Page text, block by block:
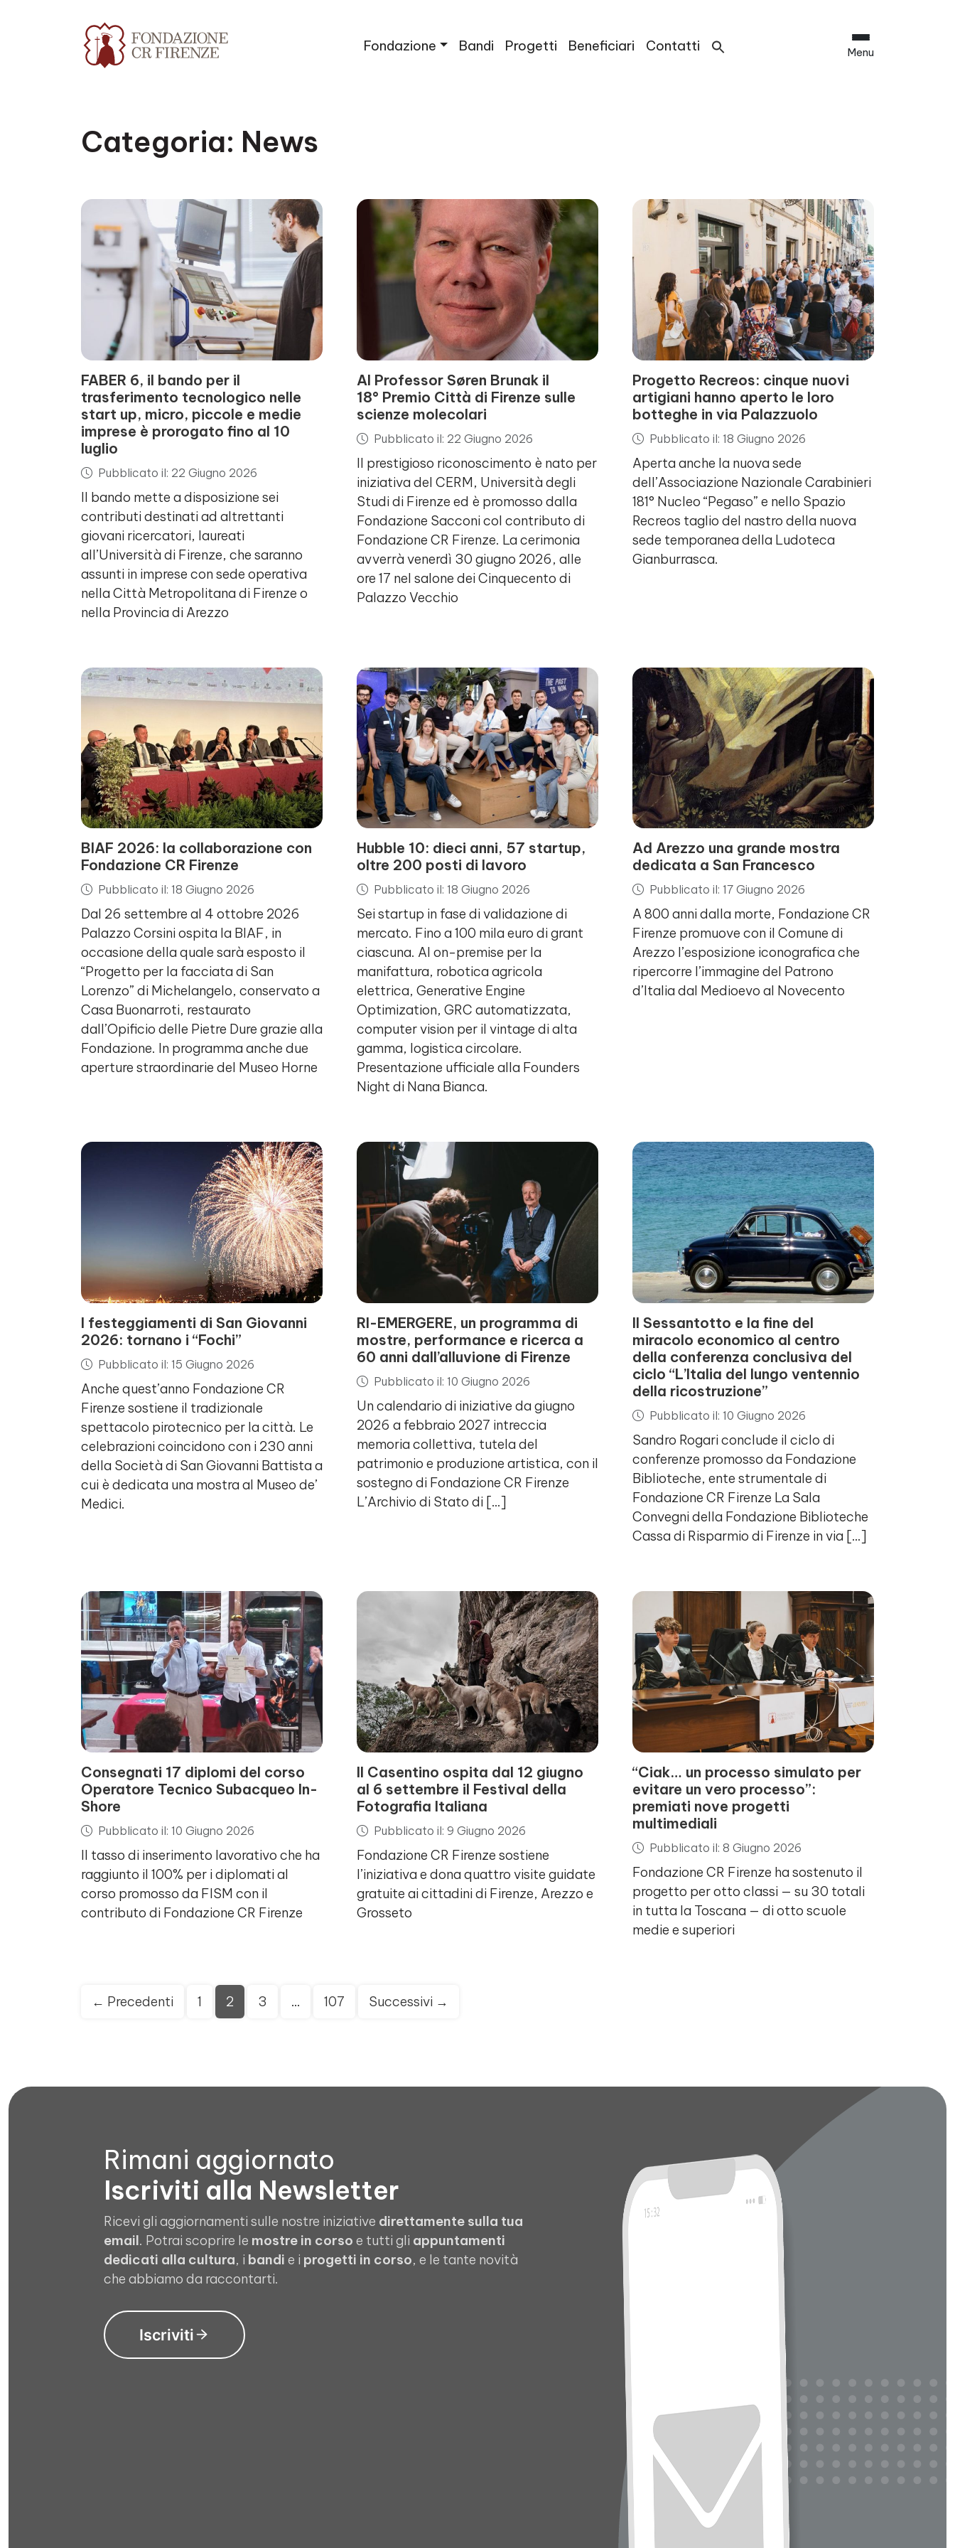
Fondazione Bandi Progetti Beneficiari Contatti Menu
Categoria: News
FABER 6, il bando per il
trasferimento tecnologico nelle
start up, micro, piccole e medie
imprese è prorogato fino al 10
luglio
Pubblicato il: 22 Giugno 2026
Il bando mette a disposizione sei
contributi destinati ad altrettanti
giovani ricercatori, laureati
all’Università di Firenze, che saranno
assunti in imprese con sede operativa
nella Città Metropolitana di Firenze o
nella Provincia di Arezzo
Al Professor Søren Brunak il
18° Premio Città di Firenze sulle
scienze molecolari
Pubblicato il: 22 Giugno 2026
Il prestigioso riconoscimento è nato per
iniziativa del CERM, Università degli
Studi di Firenze ed è promosso dalla
Fondazione Sacconi col contributo di
Fondazione CR Firenze. La cerimonia
avverrà venerdì 30 giugno 2026, alle
ore 17 nel salone dei Cinquecento di
Palazzo Vecchio
Progetto Recreos: cinque nuovi
artigiani hanno aperto le loro
botteghe in via Palazzuolo
Pubblicato il: 18 Giugno 2026
Aperta anche la nuova sede
dell’Associazione Nazionale Carabinieri
181° Nucleo “Pegaso” e nello Spazio
Recreos taglio del nastro della nuova
sede temporanea della Ludoteca
Gianburrasca.
BIAF 2026: la collaborazione con
Fondazione CR Firenze
Pubblicato il: 18 Giugno 2026
Dal 26 settembre al 4 ottobre 2026
Palazzo Corsini ospita la BIAF, in
occasione della quale sarà esposto il
“Progetto per la facciata di San
Lorenzo” di Michelangelo, conservato a
Casa Buonarroti, restaurato
dall’Opificio delle Pietre Dure grazie alla
Fondazione. In programma anche due
aperture straordinarie del Museo Horne
Hubble 10: dieci anni, 57 startup,
oltre 200 posti di lavoro
Pubblicato il: 18 Giugno 2026
Sei startup in fase di validazione di
mercato. Fino a 100 mila euro di grant
ciascuna. AI on-premise per la
manifattura, robotica agricola
elettrica, Generative Engine
Optimization, GRC automatizzata,
computer vision per il vintage di alta
gamma, logistica circolare.
Presentazione ufficiale alla Founders
Night di Nana Bianca.
Ad Arezzo una grande mostra
dedicata a San Francesco
Pubblicato il: 17 Giugno 2026
A 800 anni dalla morte, Fondazione CR
Firenze promuove con il Comune di
Arezzo l’esposizione iconografica che
ripercorre l’immagine del Patrono
d’Italia dal Medioevo al Novecento
I festeggiamenti di San Giovanni
2026: tornano i “Fochi”
Pubblicato il: 15 Giugno 2026
Anche quest’anno Fondazione CR
Firenze sostiene il tradizionale
spettacolo pirotecnico per la città. Le
celebrazioni coincidono con i 230 anni
della Società di San Giovanni Battista a
cui è dedicata una mostra al Museo de’
Medici.
RI-EMERGERE, un programma di
mostre, performance e ricerca a
60 anni dall’alluvione di Firenze
Pubblicato il: 10 Giugno 2026
Un calendario di iniziative da giugno
2026 a febbraio 2027 intreccia
memoria collettiva, tutela del
patrimonio e produzione artistica, con il
sostegno di Fondazione CR Firenze
L’Archivio di Stato di […]
Il Sessantotto e la fine del
miracolo economico al centro
della conferenza conclusiva del
ciclo “L’Italia del lungo ventennio
della ricostruzione”
Pubblicato il: 10 Giugno 2026
Sandro Rogari conclude il ciclo di
conferenze promosso da Fondazione
Biblioteche, ente strumentale di
Fondazione CR Firenze La Sala
Convegni della Fondazione Biblioteche
Cassa di Risparmio di Firenze in via […]
Consegnati 17 diplomi del corso
Operatore Tecnico Subacqueo In-
Shore
Pubblicato il: 10 Giugno 2026
Il tasso di inserimento lavorativo che ha
raggiunto il 100% per i diplomati al
corso promosso da FISM con il
contributo di Fondazione CR Firenze
Il Casentino ospita dal 12 giugno
al 6 settembre il Festival della
Fotografia Italiana
Pubblicato il: 9 Giugno 2026
Fondazione CR Firenze sostiene
l’iniziativa e dona quattro visite guidate
gratuite ai cittadini di Firenze, Arezzo e
Grosseto
“Ciak… un processo simulato per
evitare un vero processo”:
premiati nove progetti
multimediali
Pubblicato il: 8 Giugno 2026
Fondazione CR Firenze ha sostenuto il
progetto per otto classi — su 30 totali
in tutta la Toscana — di otto scuole
medie e superiori
Paginazione
← Precedenti 1 2 3 … 107 Successivi →
Rimani aggiornato
Iscriviti alla Newsletter
Ricevi gli aggiornamenti sulle nostre iniziative direttamente sulla tua
email. Potrai scoprire le mostre in corso e tutti gli appuntamenti
dedicati alla cultura, i bandi e i progetti in corso, e le tante novità
che abbiamo da raccontarti.
Iscriviti